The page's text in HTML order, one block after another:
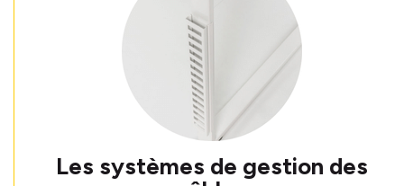
Les systèmes de gestion des